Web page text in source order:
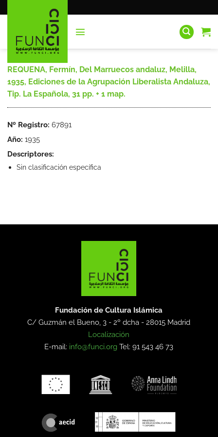
al
REQUENA, Fermín, Del Marruecos andaluz, Melilla,
1935, Ediciones de la Agrupación Liberalista Andaluza,
Tip. La Española, 31 pp. + 1 map.
Nº Registro: 67891
Año: 1935
Descriptores:
Sin clasificación específica
Fundación de Cultura Islámica
C/ Guzmán el Bueno, 3 - 2º dcha -28015 Madrid
Localización
E-mail: info@funci.org Tel: 91 543 46 73